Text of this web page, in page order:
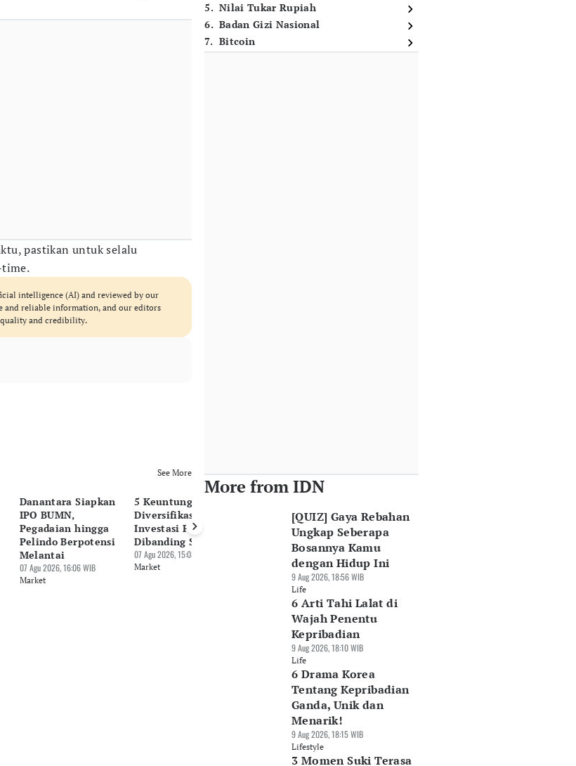
pastikan untuk selalu
time.
intelligence (AI) and reviewed by our
and reliable information, and our editors
quality and credibility.
See More
Danantara Siapkan
IPO BUMN,
Pegadaian hingga
Pelindo Berpotensi
Melantai
07 Agu 2026, 16:06 WIB
Market
5 Keuntungan
Diversifikasi
Investasi Pakai ETF
Dibanding Saham
07 Agu 2026, 15:08 WIB
Market
Perhiasan Hari Ini, 7
Agustus 2026 di Raja
Emas hingga Laku
07 Agu 2026, 14:14 WIB
Membedakan Saham
Murah dan Saham
Berkualitas?
07 Agu 2026, 13:28 WIB
Market
5. Nilai Tukar Rupiah
6. Badan Gizi Nasional
7. Bitcoin
More from IDN
[QUIZ] Gaya Rebahan
Ungkap Seberapa
Bosannya Kamu
dengan Hidup Ini
9 Aug 2026, 18:56 WIB
Life
6 Arti Tahi Lalat di
Wajah Penentu
Kepribadian
9 Aug 2026, 18:10 WIB
Life
6 Drama Korea
Tentang Kepribadian
Ganda, Unik dan
Menarik!
9 Aug 2026, 18:15 WIB
Lifestyle
3 Momen Suki Terasa